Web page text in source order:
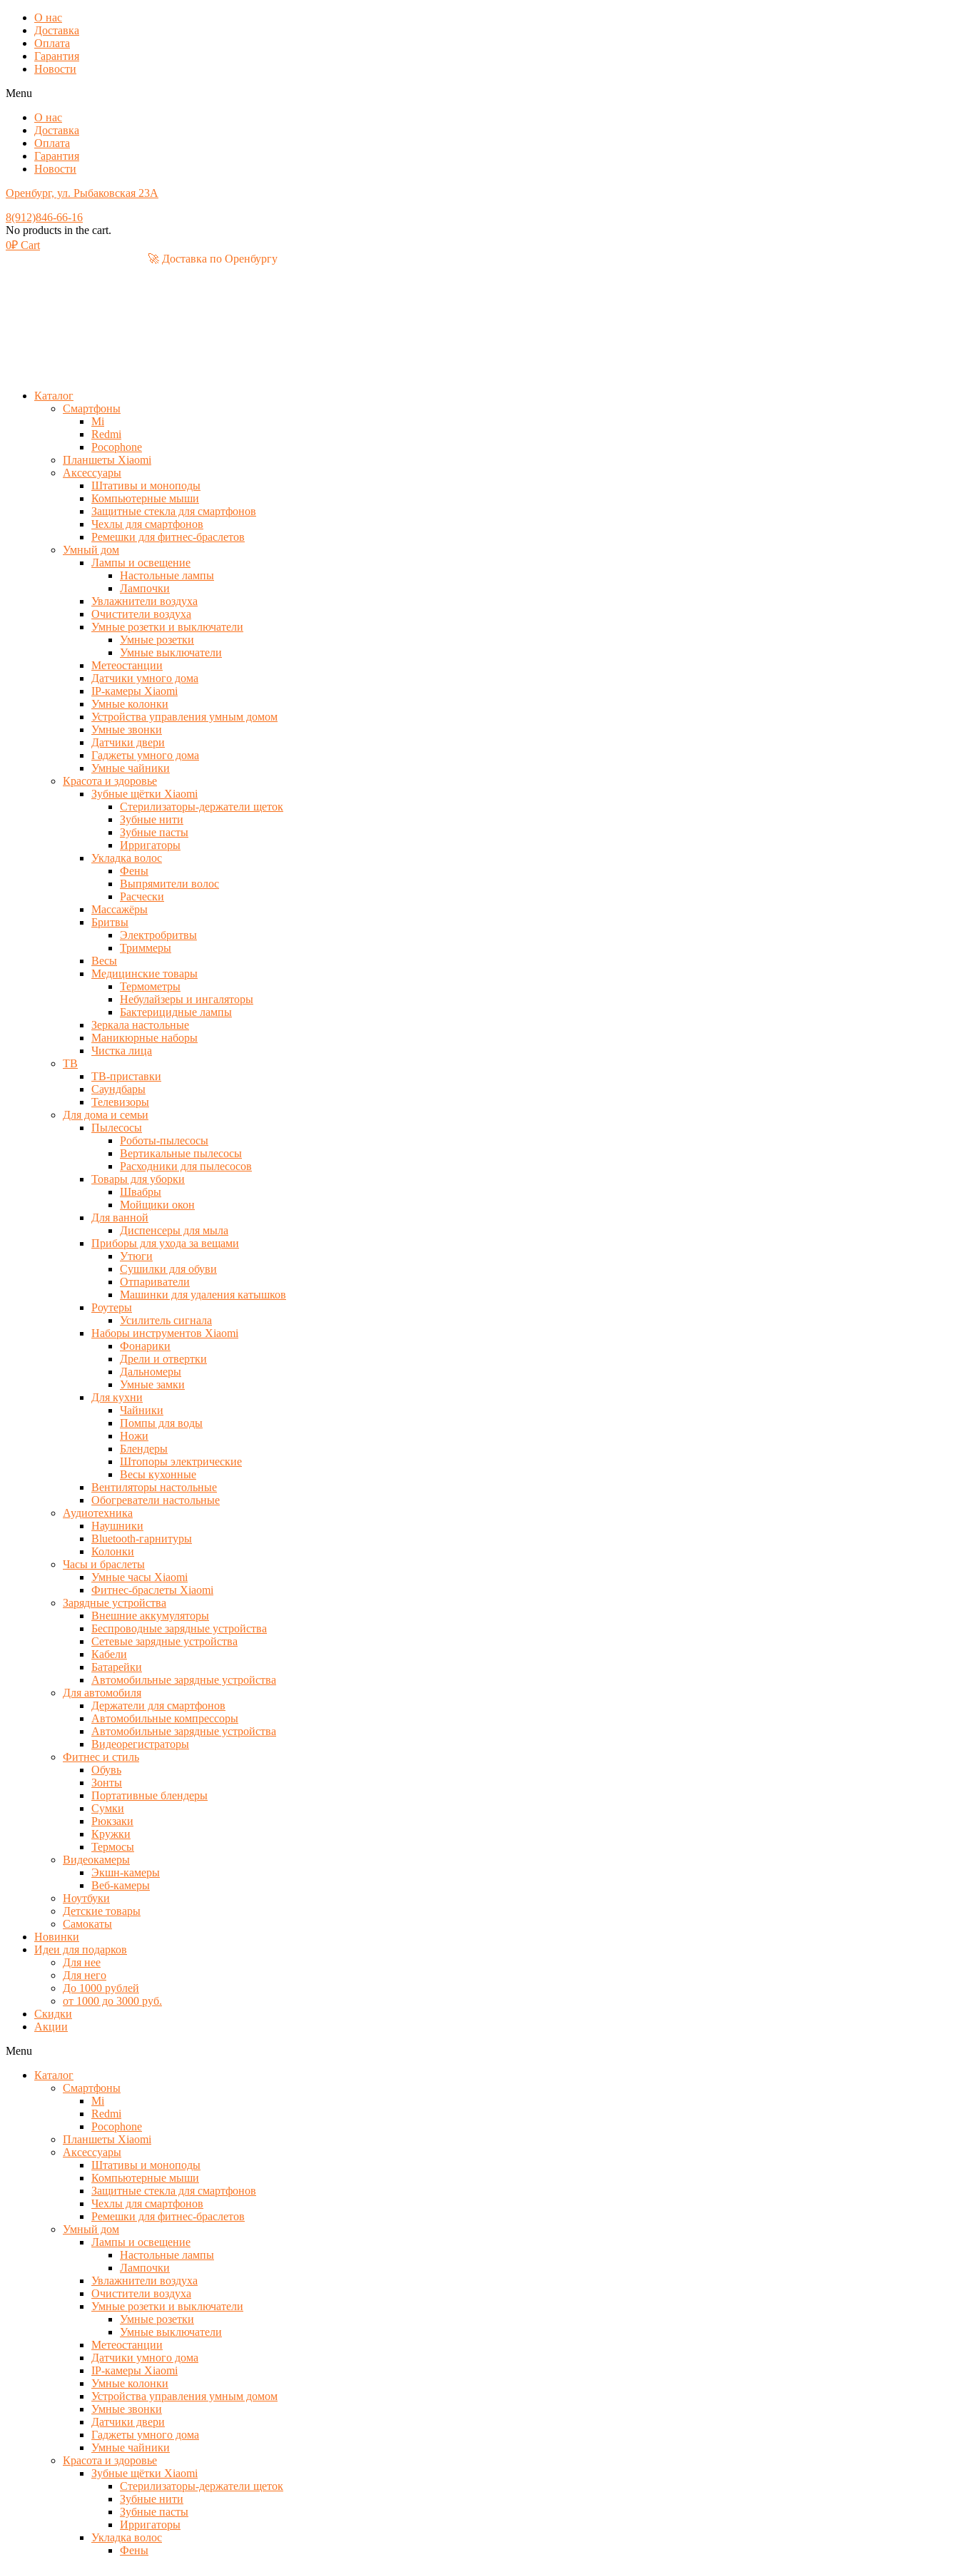
О нас
Доставка
Оплата
Гарантия
Новости
Menu
О нас
Доставка
Оплата
Гарантия
Новости
Оренбург, ул. Рыбаковская 23А
8(912)846-66-16
No products in the cart.
0₽ Cart
🚀 Доставка по Оренбургу
Каталог
Смартфоны
Mi
Redmi
Pocophone
Планшеты Xiaomi
Аксессуары
Штативы и моноподы
Компьютерные мыши
Защитные стекла для смартфонов
Чехлы для смартфонов
Ремешки для фитнес-браслетов
Умный дом
Лампы и освещение
Настольные лампы
Лампочки
Увлажнители воздуха
Очистители воздуха
Умные розетки и выключатели
Умные розетки
Умные выключатели
Метеостанции
Датчики умного дома
IP-камеры Xiaomi
Умные колонки
Устройства управления умным домом
Умные звонки
Датчики двери
Гаджеты умного дома
Умные чайники
Красота и здоровье
Зубные щётки Xiaomi
Стерилизаторы-держатели щеток
Зубные нити
Зубные пасты
Ирригаторы
Укладка волос
Фены
Выпрямители волос
Расчески
Массажёры
Бритвы
Электробритвы
Триммеры
Весы
Медицинские товары
Термометры
Небулайзеры и ингаляторы
Бактерицидные лампы
Зеркала настольные
Маникюрные наборы
Чистка лица
ТВ
ТВ-приставки
Саундбары
Телевизоры
Для дома и семьи
Пылесосы
Роботы-пылесосы
Вертикальные пылесосы
Расходники для пылесосов
Товары для уборки
Швабры
Мойщики окон
Для ванной
Диспенсеры для мыла
Приборы для ухода за вещами
Утюги
Сушилки для обуви
Отпариватели
Машинки для удаления катышков
Роутеры
Усилитель сигнала
Наборы инструментов Xiaomi
Фонарики
Дрели и отвертки
Дальномеры
Умные замки
Для кухни
Чайники
Помпы для воды
Ножи
Блендеры
Штопоры электрические
Весы кухонные
Вентиляторы настольные
Обогреватели настольные
Аудиотехника
Наушники
Bluetooth-гарнитуры
Колонки
Часы и браслеты
Умные часы Xiaomi
Фитнес-браслеты Xiaomi
Зарядные устройства
Внешние аккумуляторы
Беспроводные зарядные устройства
Сетевые зарядные устройства
Кабели
Батарейки
Автомобильные зарядные устройства
Для автомобиля
Держатели для смартфонов
Автомобильные компрессоры
Автомобильные зарядные устройства
Видеорегистраторы
Фитнес и стиль
Обувь
Зонты
Портативные блендеры
Сумки
Рюкзаки
Кружки
Термосы
Видеокамеры
Экшн-камеры
Веб-камеры
Ноутбуки
Детские товары
Самокаты
Новинки
Идеи для подарков
Для нее
Для него
До 1000 рублей
от 1000 до 3000 руб.
Скидки
Акции
Menu
Каталог
Смартфоны
Mi
Redmi
Pocophone
Планшеты Xiaomi
Аксессуары
Штативы и моноподы
Компьютерные мыши
Защитные стекла для смартфонов
Чехлы для смартфонов
Ремешки для фитнес-браслетов
Умный дом
Лампы и освещение
Настольные лампы
Лампочки
Увлажнители воздуха
Очистители воздуха
Умные розетки и выключатели
Умные розетки
Умные выключатели
Метеостанции
Датчики умного дома
IP-камеры Xiaomi
Умные колонки
Устройства управления умным домом
Умные звонки
Датчики двери
Гаджеты умного дома
Умные чайники
Красота и здоровье
Зубные щётки Xiaomi
Стерилизаторы-держатели щеток
Зубные нити
Зубные пасты
Ирригаторы
Укладка волос
Фены